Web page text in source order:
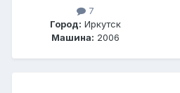
7
Город: Иркутск
Машина: 2006